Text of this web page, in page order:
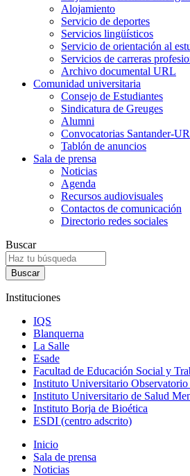
Alojamiento
Servicio de deportes
Servicios lingüísticos
Servicio de orientación al
Servicios de carreras
Archivo documental URL
Comunidad universitaria
Consejo de Estudiantes
Sindicatura de Greuges
Alumni
Convocatorias Santander-
Tablón de anuncios
Sala de prensa
Noticias
Agenda
Recursos audiovisuales
Contactos de comunicación
Directorio redes sociales
Buscar
Instituciones
IQS
Blanquerna
La Salle
Esade
Facultad de Educación Social y
Instituto Universitario
Instituto Universitario de Salud
Instituto Borja de Bioética
ESDI (centro adscrito)
Inicio
Sala de prensa
Noticias